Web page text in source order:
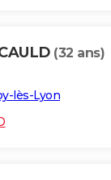
(32 ans)
lès-Lyon